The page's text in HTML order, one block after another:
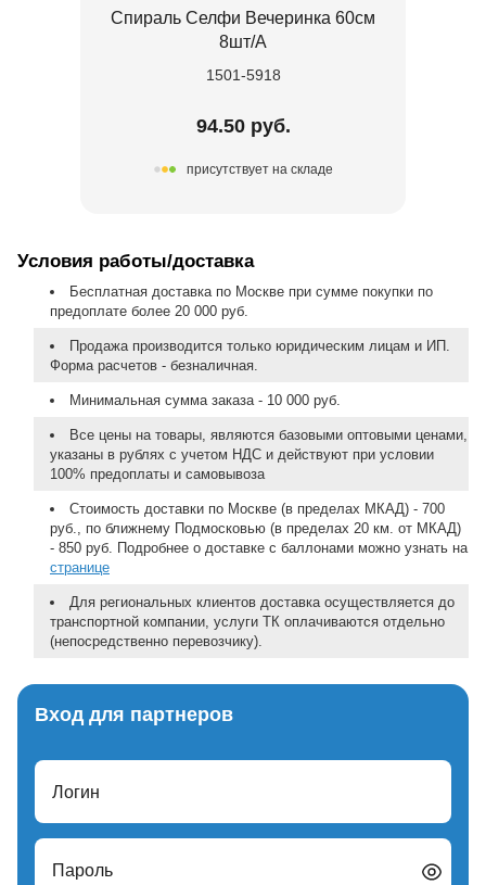
Спираль Селфи Вечеринка 60см
8шт/А
1501-5918
94.50 руб.
присутствует на складе
Условия работы/доставка
Бесплатная доставка по Москве при сумме покупки по
предоплате более 20 000 руб.
Продажа производится только юридическим лицам и ИП.
Форма расчетов - безналичная.
Минимальная сумма заказа - 10 000 руб.
Все цены на товары, являются базовыми оптовыми ценами,
указаны в рублях с учетом НДС и действуют при условии
100% предоплаты и самовывоза
Стоимость доставки по Москве (в пределах МКАД) - 700
руб., по ближнему Подмосковью (в пределах 20 км. от МКАД)
- 850 руб. Подробнее о доставке с баллонами можно узнать на
странице
Для региональных клиентов доставка осуществляется до
транспортной компании, услуги ТК оплачиваются отдельно
(непосредственно перевозчику).
Вход для партнеров
Логин
Пароль